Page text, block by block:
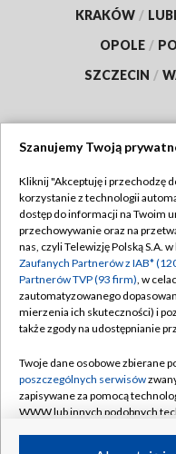
KRAKÓW /
OPOLE /
SZCZECIN /
Abonament TVP
Emisja w TVP
Centrum informacji
Naziemna Telewizja
Rada Programowa
System NOS
Informacje o nadawcy
Szanujemy Twoją
Kliknij "Akceptuję i przechodzę
korzystanie z technologii
dostęp do informacji na Twoim
przechowywanie oraz na
nas, czyli Telewizję Polską S.A.
Zaufanych Partnerów z IAB*
Partnerów TVP (93 firm), w
zautomatyzowanego
mierzenia ich skuteczności) i
także zgody na udostępnianie
Twoje dane osobowe zbierane
poszczególnych serwisów
zapisywane za pomocą
WWW lub innych podobnych